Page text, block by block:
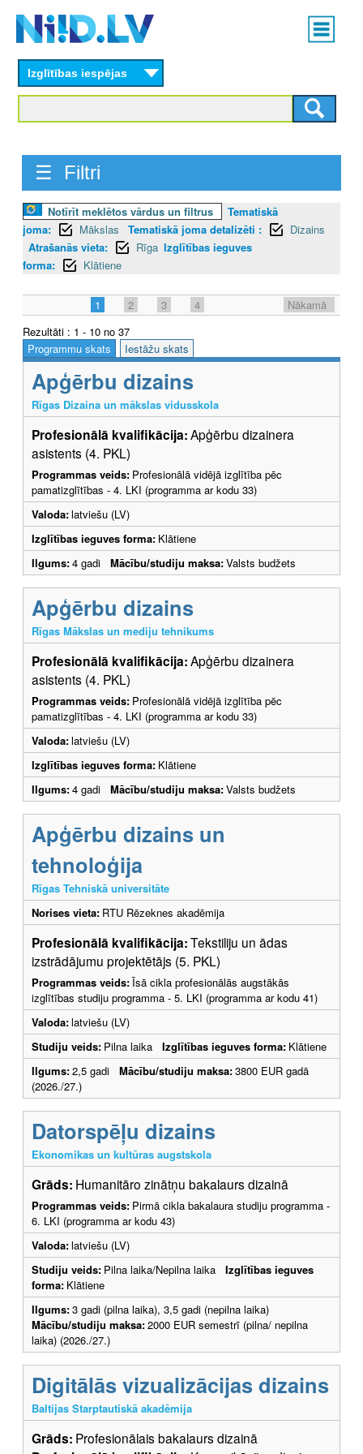
content
Main
menu
Izglītības iespējas
☰ Filtri
Notīrīt meklētos vārdus un filtrus
Tematiskā
joma:
Mākslas Tematiskā joma detalizēti :
Dizains
Atrašanās vieta:
Rīga Izglītības ieguves
forma:
Klātiene
1 2 3 4
Nākamā
Rezultāti : 1 - 10 no 37
Programmu skats
Iestāžu skats
Apģērbu dizains
Rīgas Dizaina un mākslas vidusskola
Profesionālā kvalifikācija:Apģērbu dizainera
asistents (4. PKL)
Programmas veids: Profesionālā vidējā izglītība pēc
pamatizglītības - 4. LKI (programma ar kodu 33)
Valoda:latviešu (LV)
Izglītības ieguves forma: Klātiene
Ilgums:4 gadi Mācību/studiju maksa:Valsts budžets
Apģērbu dizains
Rīgas Mākslas un mediju tehnikums
Profesionālā kvalifikācija:Apģērbu dizainera
asistents (4. PKL)
Programmas veids: Profesionālā vidējā izglītība pēc
pamatizglītības - 4. LKI (programma ar kodu 33)
Valoda:latviešu (LV)
Izglītības ieguves forma: Klātiene
Ilgums:4 gadi Mācību/studiju maksa:Valsts budžets
Apģērbu dizains un
tehnoloģija
Rīgas Tehniskā universitāte
Norises vieta: RTU Rēzeknes akadēmija
Profesionālā kvalifikācija:Tekstiliju un ādas
izstrādājumu projektētājs (5. PKL)
Programmas veids:Īsā cikla profesionālās augstākās
izglītības studiju programma - 5. LKI (programma ar kodu 41)
Valoda:latviešu (LV)
Studiju veids: Pilna laika Izglītības ieguves forma: Klātiene
Ilgums:2,5 gadi Mācību/studiju maksa:3800 EUR gadā
(2026./27.)
Datorspēļu dizains
Ekonomikas un kultūras augstskola
Grāds: Humanitāro zinātņu bakalaurs dizainā
Programmas veids: Pirmā cikla bakalaura studiju programma -
6. LKI (programma ar kodu 43)
Valoda:latviešu (LV)
Studiju veids: Pilna laika/Nepilna laika Izglītības ieguves
forma: Klātiene
Ilgums:3 gadi (pilna laika), 3,5 gadi (nepilna laika)
Mācību/studiju maksa:2000 EUR semestrī (pilna/ nepilna
laika) (2026./27.)
Digitālās vizualizācijas dizains
Baltijas Starptautiskā akadēmija
Grāds: Profesionālais bakalaurs dizainā